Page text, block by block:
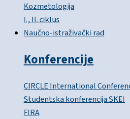
Kozmetologija
I., II. ciklus
Naučno-istraživački rad
Konferencije
CIRCLE International
Studentska konferencija SKEI
FIRA